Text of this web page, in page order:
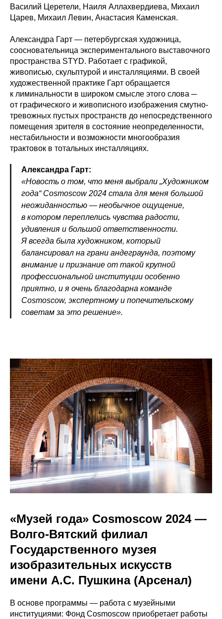
Василий Церетели, Наиля Аллахвердиева, Михаил
Царев, Михаил Левин, Анастасия Каменская.
Александра Гарт — петербургская художница,
соосновательница экспериментального выставочного
пространства STYD. Работает с графикой,
живописью, скульптурой и инсталляциями. В своей
художественной практике Гарт обращается
к лиминальности в широком смысле этого слова ─
от графического и живописного изображения смутно-
тревожных пустых пространств до непосредственного
помещения зрителя в состояние неопределенности,
нестабильности и возможности многообразия
трактовок в тотальных инсталляциях.
Александра Гарт:
«Новость о том, что меня выбрали „Художником
года“ Cosmoscow 2024 стала для меня большой
неожиданностью — необычное ощущение,
в котором переплелись чувства радости,
удивления и большой ответственности.
Я всегда была художником, который
балансировал на грани андеграунда, поэтому
внимание и признание от такой крупной
профессиональной институции особенно
приятно, и я очень благодарна команде
Сosmoscow, экспертному и попечительскому
советам за это решение».
«Музей года» Cosmoscow 2024 —
Волго-Вятский филиал
Государственного музея
изобразительных искусств
имени А.С. Пушкина (Арсенал)
В основе программы — работа с музейными
институциями: Фонд Cosmoscow приобретает работы